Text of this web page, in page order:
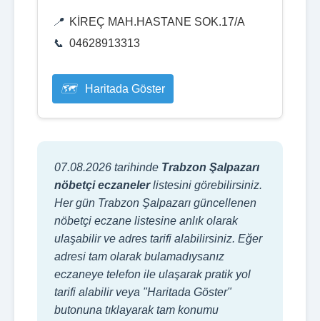
KİREÇ MAH.HASTANE SOK.17/A
04628913313
Haritada Göster
07.08.2026 tarihinde Trabzon Şalpazarı
nöbetçi eczanelerlistesini görebilirsiniz.
Her gün Trabzon Şalpazarı güncellenen
nöbetçi eczane listesine anlık olarak
ulaşabilir ve adres tarifi alabilirsiniz. Eğer
adresi tam olarak bulamadıysanız
eczaneye telefon ile ulaşarak pratik yol
tarifi alabilir veya "Haritada Göster"
butonuna tıklayarak tam konumu